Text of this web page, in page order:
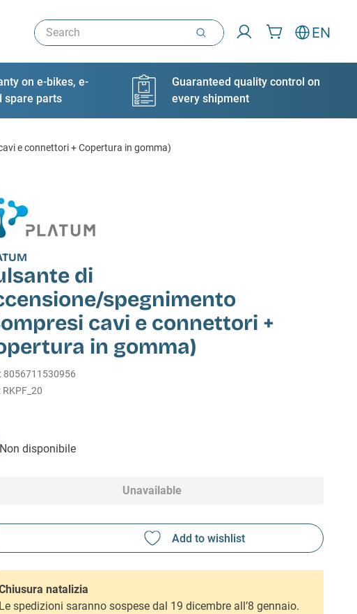
Search EN
on e-bikes, e-
spare parts
Guaranteed quality control on
every shipment
e connettori + Copertura in gomma)
di
spegnimento
cavi e connettori +
in gomma)
: 8056711530956
RKPF_20
Non disponibile
Unavailable
natalizia
Le spedizioni saranno sospese dal 19 dicembre all’8 gennaio.